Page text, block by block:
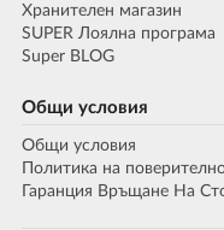
Хранителен магазин
SUPER Лоялна програма
Super BLOG
Общи условия
Общи условия
Политика на
Гаранция Връщане На